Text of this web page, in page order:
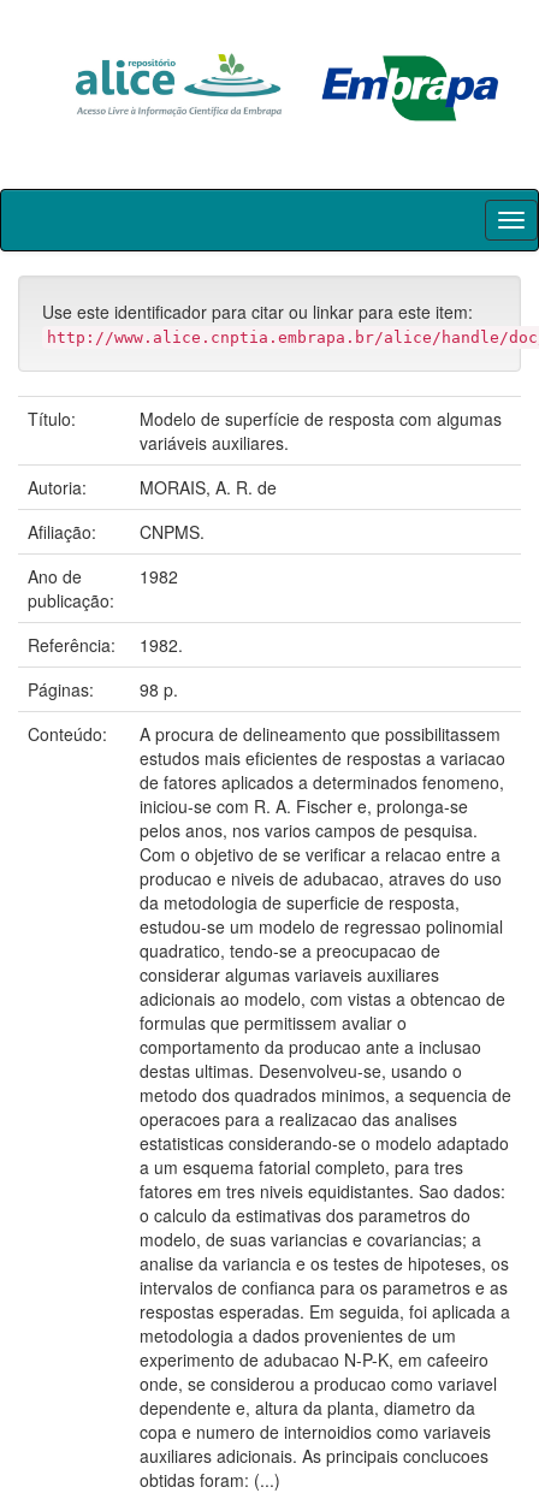
Skip
Use este identificador para citar ou linkar para este item:
http://www.alice.cnptia.embrapa.br/alice/handle/
Título:
Modelo de superfície de resposta com algumas
variáveis auxiliares.
Autoria:
MORAIS, A. R. de
Afiliação:
CNPMS.
Ano de
publicação:
1982
Referência:
1982.
Páginas:
98 p.
Conteúdo:
A procura de delineamento que possibilitassem
estudos mais eficientes de respostas a variacao
de fatores aplicados a determinados fenomeno,
iniciou-se com R. A. Fischer e, prolonga-se
pelos anos, nos varios campos de pesquisa.
Com o objetivo de se verificar a relacao entre a
producao e niveis de adubacao, atraves do uso
da metodologia de superficie de resposta,
estudou-se um modelo de regressao polinomial
quadratico, tendo-se a preocupacao de
considerar algumas variaveis auxiliares
adicionais ao modelo, com vistas a obtencao de
formulas que permitissem avaliar o
comportamento da producao ante a inclusao
destas ultimas. Desenvolveu-se, usando o
metodo dos quadrados minimos, a sequencia de
operacoes para a realizacao das analises
estatisticas considerando-se o modelo adaptado
a um esquema fatorial completo, para tres
fatores em tres niveis equidistantes. Sao dados:
o calculo da estimativas dos parametros do
modelo, de suas variancias e covariancias; a
analise da variancia e os testes de hipoteses, os
intervalos de confianca para os parametros e as
respostas esperadas. Em seguida, foi aplicada a
metodologia a dados provenientes de um
experimento de adubacao N-P-K, em cafeeiro
onde, se considerou a producao como variavel
dependente e, altura da planta, diametro da
copa e numero de internoidios como variaveis
auxiliares adicionais. As principais conclucoes
obtidas foram: (...)